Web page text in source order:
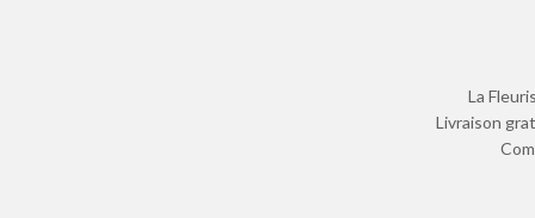
La
Livraison